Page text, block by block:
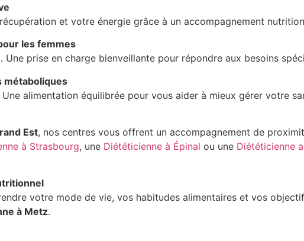
et votre énergie grâce à un accompagnement
les femmes
Une prise en charge bienveillante pour répondre aux besoins
métaboliques
alimentation équilibrée pour vous aider à mieux gérer votre
Est, nos centres vous offrent un accompagnement de
à Strasbourg, une Diététicienne à Épinal ou une Diététicienne
votre mode de vie, vos habitudes alimentaires et vos
à Metz.